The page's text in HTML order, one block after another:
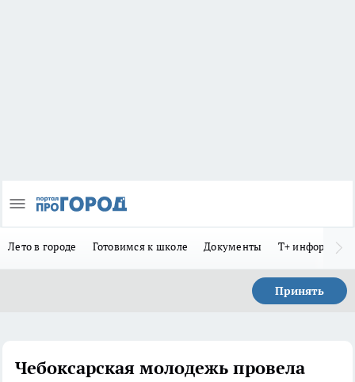
Лето в городе Готовимся к школе Документы Т+
Принять
Чебоксарская молодежь провела